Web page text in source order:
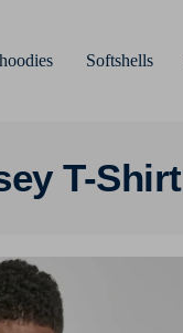
Softshells
T-Shirt